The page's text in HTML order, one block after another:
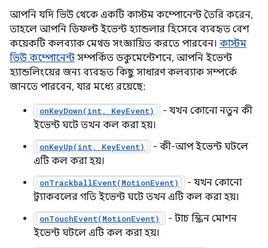
আপনি যদি ভিউ থেকে একটি কাস্টম কম্পোনেন্ট তৈরি করেন,
তাহলে আপনি ডিফল্ট ইভেন্ট হ্যান্ডলার হিসেবে ব্যবহৃত বেশ
কয়েকটি কলব্যাক মেথড সংজ্ঞায়িত করতে পারবেন। কাস্টম
ভিউ কম্পোনেন্ট সম্পর্কিত ডকুমেন্টেশনে, আপনি ইভেন্ট
হ্যান্ডলিংয়ের জন্য ব্যবহৃত কিছু সাধারণ কলব্যাক সম্পর্কে
জানতে পারবেন, যার মধ্যে রয়েছে:
onKeyDown(int, KeyEvent)
- যখন কোনো নতুন কী
ইভেন্ট ঘটে তখন কল করা হয়।
onKeyUp(int, KeyEvent)
- কী-আপ ইভেন্ট ঘটলে
এটি কল করা হয়।
onTrackballEvent(MotionEvent)
- যখন কোনো
ট্র্যাকবলের গতি ইভেন্ট ঘটে তখন এটি কল করা হয়।
onTouchEvent(MotionEvent)
- টাচ স্ক্রিন মোশন
ইভেন্ট ঘটলে এটি কল করা হয়।